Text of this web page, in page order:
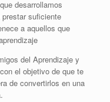
desarrollamos
suficiente
a aquellos que
del Aprendizaje y
el objetivo de que te
de convertirlos en una